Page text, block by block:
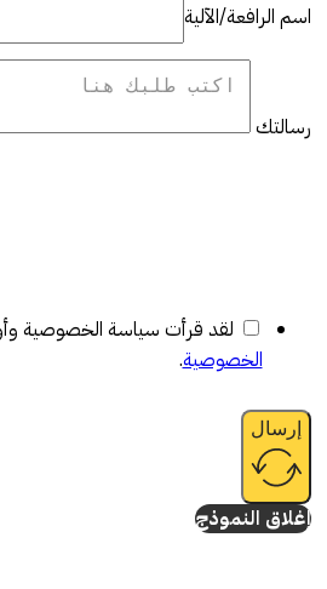
اسم الرافعة/الآلية
رسالتك
لقد قرأت سياسة الخصوصية
الخصوصية.
إرسال
إغلاق النموذج